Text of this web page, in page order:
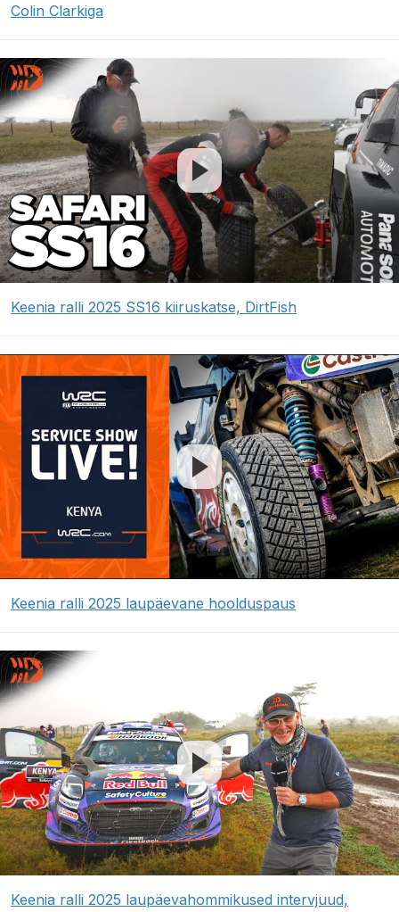
Colin Clarkiga
Keenia ralli 2025 SS16 kiiruskatse, DirtFish
Keenia ralli 2025 laupäevane hoolduspaus
Keenia ralli 2025 laupäevahommikused intervjuud,